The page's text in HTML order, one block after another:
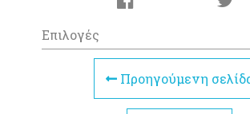
Επιλογές
Προηγούμενη